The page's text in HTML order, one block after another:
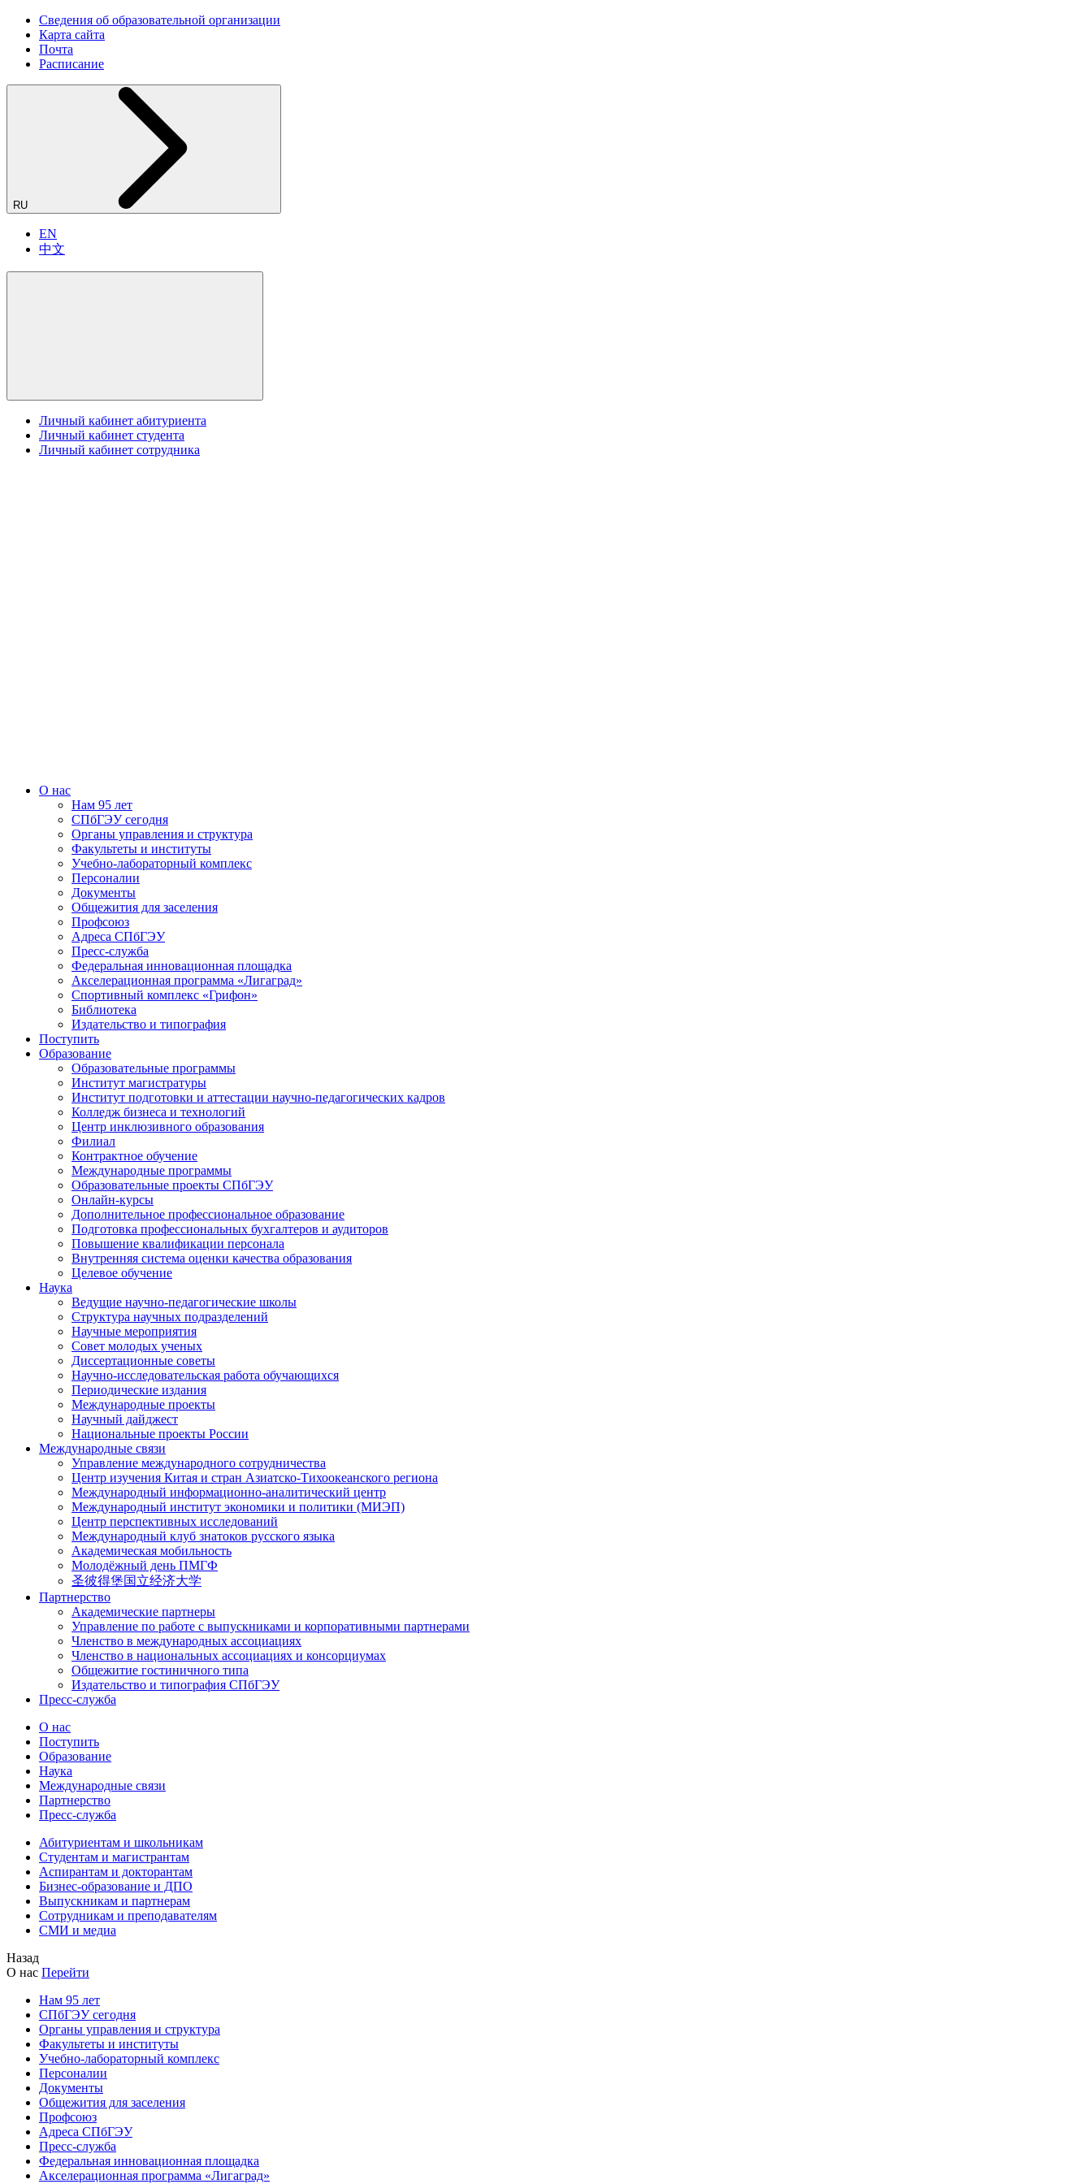
Сведения об образовательной организации
Карта сайта
Почта
Расписание
RU
EN
中文
Личный кабинет абитуриента
Личный кабинет студента
Личный кабинет сотрудника
О нас
Нам 95 лет
СПбГЭУ сегодня
Органы управления и структура
Факультеты и институты
Учебно-лабораторный комплекс
Персоналии
Документы
Общежития для заселения
Профсоюз
Адреса СПбГЭУ
Пресс-служба
Федеральная инновационная площадка
Акселерационная программа «Лигаград»­­
Спортивный комплекс «Грифон»
Библиотека
Издательство и типография
Поступить
Образование
Образовательные программы
Институт магистратуры
Институт подготовки и аттестации научно-педагогических кадров
Колледж бизнеса и технологий
Центр инклюзивного образования
Филиал
Контрактное обучение
Международные программы
Образовательные проекты СПбГЭУ
Онлайн-курсы
Дополнительное профессиональное образование
Подготовка профессиональных бухгалтеров и аудиторов
Повышение квалификации персонала
Внутренняя система оценки качества образования
Целевое обучение
Наука
Ведущие научно-педагогические школы
Структура научных подразделений
Научные мероприятия
Совет молодых ученых
Диссертационные советы
Научно-исследовательская работа обучающихся
Периодические издания
Международные проекты
Научный дайджест
Национальные проекты России
Международные связи
Управление международного сотрудничества
Центр изучения Китая и стран Азиатско-Тихоокеанского региона
Международный информационно-аналитический центр
Международный институт экономики и политики (МИЭП)
Центр перспективных исследований
Международный клуб знатоков русского языка
Академическая мобильность
Молодёжный день ПМГФ
圣彼得堡国立经济大学
Партнерство
Академические партнеры
Управление по работе с выпускниками и корпоративными партнерами
Членство в международных ассоциациях
Членство в национальных ассоциациях и консорциумах
Общежитие гостиничного типа
Издательство и типография СПбГЭУ
Пресс-служба
О нас
Поступить
Образование
Наука
Международные связи
Партнерство
Пресс-служба
Абитуриентам и школьникам
Студентам и магистрантам
Аспирантам и докторантам
Бизнес-образование и ДПО
Выпускникам и партнерам
Сотрудникам и преподавателям
СМИ и медиа
Назад
О нас Перейти
Нам 95 лет
СПбГЭУ сегодня
Органы управления и структура
Факультеты и институты
Учебно-лабораторный комплекс
Персоналии
Документы
Общежития для заселения
Профсоюз
Адреса СПбГЭУ
Пресс-служба
Федеральная инновационная площадка
Акселерационная программа «Лигаград»­­